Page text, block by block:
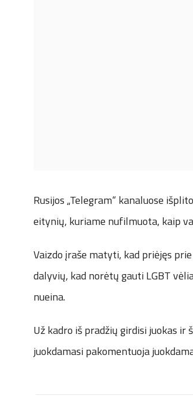
Rusijos „Telegram“ kanaluose
eitynių, kuriame nufilmuota, kaip
Vaizdo įraše matyti, kad priėjęs
dalyvių, kad norėtų gauti LGBT
nueina.
Už kadro iš pradžių girdisi juokas
juokdamasi pakomentuoja